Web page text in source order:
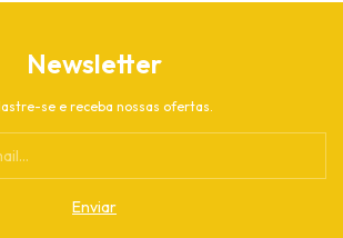
Newsletter
se e receba nossas ofertas.